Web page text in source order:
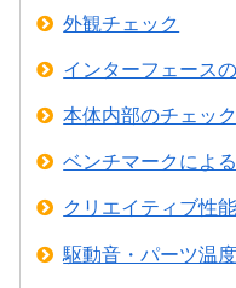
外観チェック
インターフェース
本体内部のチェック
ベンチマークによ
クリエイティブ性
駆動音・パーツ温